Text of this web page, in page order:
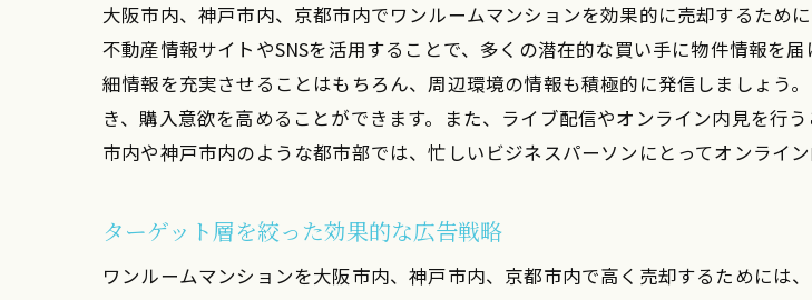
周辺開発計画を踏まえた将来的な価
商業エリア特有の賑わいを活かした
オフィスワーカー向けの特典付きパ
生活利便性に焦点を当てた売却戦略
最新の不動産市場レポートの活用
大阪市内、神戸市内、京都市内でワンルームマンションを効果的に売却するため
不動産情報サイトやSNSを活用することで、多くの潜在的な買い手に物件情報を
細情報を充実させることはもちろん、周辺環境の情報も積極的に発信しましょう
き、購入意欲を高めることができます。また、ライブ配信やオンライン内見を行
市内や神戸市内のような都市部では、忙しいビジネスパーソンにとってオンライ
ターゲット層を絞った効果的な広告戦略
ワンルームマンションを大阪市内、神戸市内、京都市内で高く売却するためには